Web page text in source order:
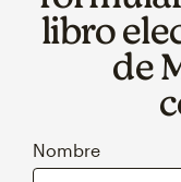
libro
de
Nombre